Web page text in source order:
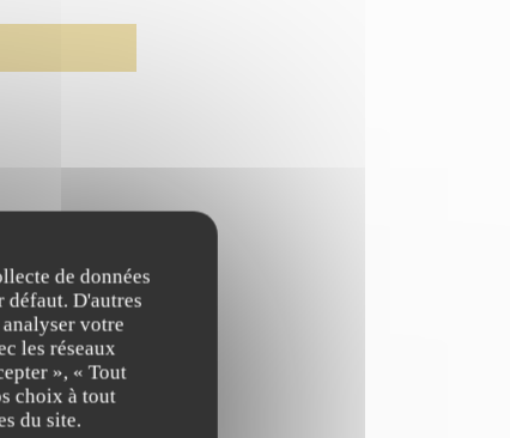
de données
défaut. D'autres
votre
les réseaux
», « Tout
choix à tout
du site.